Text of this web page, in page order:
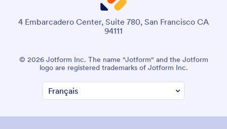
4 Embarcadero Center, Suite 780, San Francisco CA
94111
© 2026 Jotform Inc. The name "Jotform" and the Jotform
logo are registered trademarks of Jotform Inc.